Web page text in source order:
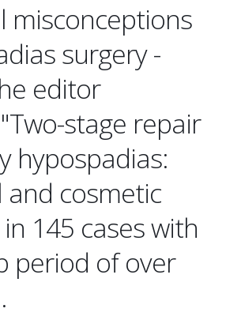
misconceptions
surgery -
editor
stage repair
hypospadias:
and cosmetic
145 cases with
period of over